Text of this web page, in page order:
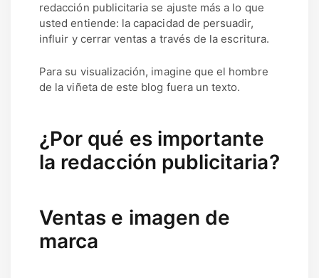
redacción publicitaria se ajuste más a lo que
usted entiende: la capacidad de persuadir,
influir y cerrar ventas a través de la escritura.
Para su visualización, imagine que el hombre
de la viñeta de este blog fuera un texto.
¿Por qué es importante
la redacción publicitaria?
Ventas e imagen de
marca